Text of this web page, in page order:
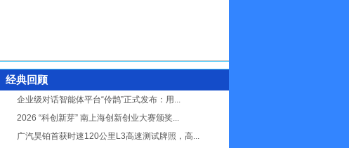
经典回顾
企业级对话智能体平台“伶鹊”正式发布：用...
2026 “科创新芽” 南上海创新创业大赛颁奖...
广汽昊铂首获时速120公里L3高速测试牌照，高...